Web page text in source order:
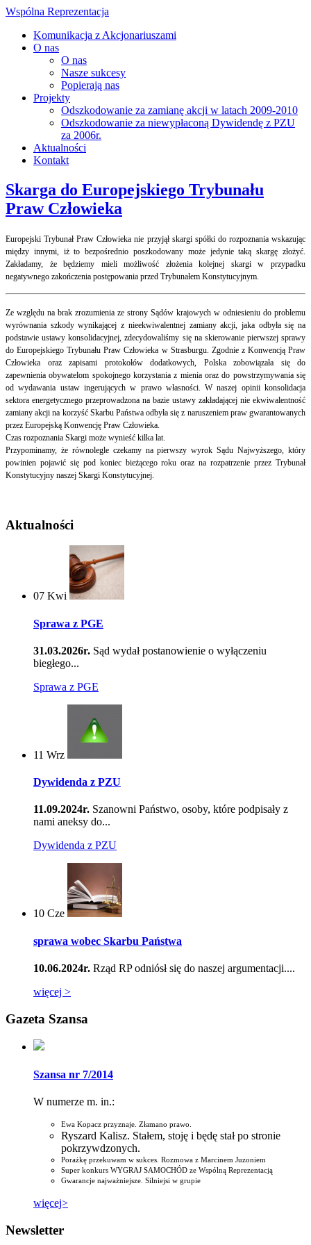
Wspólna Reprezentacja
Komunikacja z Akcjonariuszami
O nas
O nas
Nasze sukcesy
Popierają nas
Projekty
Odszkodowanie za zamianę akcji w latach 2009-2010
Odszkodowanie za niewypłaconą Dywidendę z PZU
za 2006r.
Aktualności
Kontakt
Skarga do Europejskiego Trybunału
Praw Człowieka
Europejski Trybunał Praw Człowieka nie przyjął skargi spółki do rozpoznania wskazując
między innymi, iż to bezpośrednio poszkodowany może jedynie taką skargę złożyć.
Zakładamy, że będziemy mieli możliwość złożenia kolejnej skargi w przypadku
negatywnego zakończenia postępowania przed Trybunałem Konstytucyjnym.
Ze względu na brak zrozumienia ze strony Sądów krajowych w odniesieniu do problemu
wyrównania szkody wynikającej z nieekwiwalentnej zamiany akcji, jaka odbyła się na
podstawie ustawy konsolidacyjnej, zdecydowaliśmy się na skierowanie pierwszej sprawy
do Europejskiego Trybunału Praw Człowieka w Strasburgu. Zgodnie z Konwencją Praw
Człowieka oraz zapisami protokołów dodatkowych, Polska zobowiązała się do
zapewnienia obywatelom spokojnego korzystania z mienia oraz do powstrzymywania się
od wydawania ustaw ingerujących w prawo własności. W naszej opinii konsolidacja
sektora energetycznego przeprowadzona na bazie ustawy zakładającej nie ekwiwalentność
zamiany akcji na korzyść Skarbu Państwa odbyła się z naruszeniem praw gwarantowanych
przez Europejską Konwencję Praw Człowieka.
Czas rozpoznania Skargi może wynieść kilka lat.
Przypominamy, że równolegle czekamy na pierwszy wyrok Sądu Najwyższego, który
powinien pojawić się pod koniec bieżącego roku oraz na rozpatrzenie przez Trybunał
Konstytucyjny naszej Skargi Konstytucyjnej.
Aktualności
07 Kwi
Sprawa z PGE
31.03.2026r. Sąd wydał postanowienie o wyłączeniu
biegłego...
Sprawa z PGE
11 Wrz
Dywidenda z PZU
11.09.2024r. Szanowni Państwo, osoby, które podpisały z
nami aneksy do...
Dywidenda z PZU
10 Cze
sprawa wobec Skarbu Państwa
10.06.2024r. Rząd RP odniósł się do naszej argumentacji....
więcej >
Gazeta Szansa
Szansa nr 7/2014
W numerze m. in.:
Ewa Kopacz przyznaje. Złamano prawo.
Ryszard Kalisz. Stałem, stoję i będę stał po stronie
pokrzywdzonych.
Porażkę przekuwam w sukces. Rozmowa z Marcinem Juzoniem
Super konkurs WYGRAJ SAMOCHÓD ze Wspólną Reprezentacją
Gwarancje najważniejsze. Silniejsi w grupie
więcej>
Newsletter